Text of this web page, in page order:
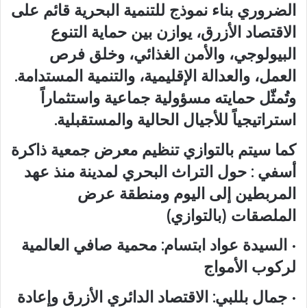
الضروري بناء نموذج للتنمية البحرية قائم على
الاقتصاد الأزرق، يوازن بين حماية التنوع
البيولوجي، والأمن الغذائي، وخلق فرص
العمل، والعدالة الإقليمية، والتنمية المستدامة.
وتُمثّل حمايته مسؤولية جماعية واستثماراً
استراتيجياً للأجيال الحالية والمستقبلية.
كما سيتم بالتوازي تنظيم معرض جمعية ذاكرة
أسفي : حول التراث البحري لمدينة منذ عهد
المربطين إلى اليوم ومنطقة عرض
الملصقات (بالتوازي)
• السيدة عواد ابتسام: محمية صافي العالمية
لركوب الأمواج
• جمال بللبي: الاقتصاد الدائري الأزرق وإعادة